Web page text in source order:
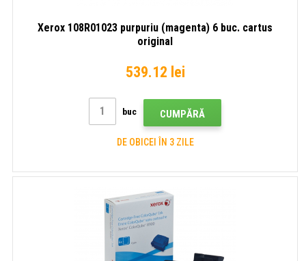
Xerox 108R01023 purpuriu (magenta) 6 buc. cartus
original
539.12 lei
buc CUMPĂRĂ
DE OBICEI ÎN 3 ZILE